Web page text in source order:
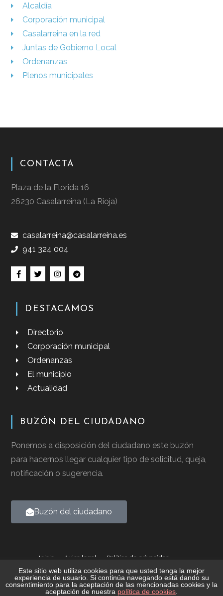
Alcaldía
Corporación municipal
Casalarreina en la red
Juntas de Gobierno Local
Ordenanzas
Plenos municipales
CONTACTA
Plaza de la Florida 16
26230 Casalarreina (La Rioja)
casalarreina@casalarreina.es
941 324 004
DESTACAMOS
Directorio
Corporación municipal
Ordenanzas
El municipio
Actualidad
BUZÓN DEL CIUDADANO
Ponemos a disposición del ciudadano este buzón
para hacernos llegar cualquier tipo de solicitud, queja,
notificación o sugerencia.
Buzón del ciudadano
Inicio Aviso legal
Política de privacidad
Política de cookies
2026 © Ayuntamiento de Casalarreina - Todos los derechos
reservados
Este sitio web utiliza cookies para que usted tenga la mejor
experiencia de usuario. Si continúa navegando está dando su
consentimiento para la aceptación de las mencionadas cookies y la
aceptación de nuestra política de cookies